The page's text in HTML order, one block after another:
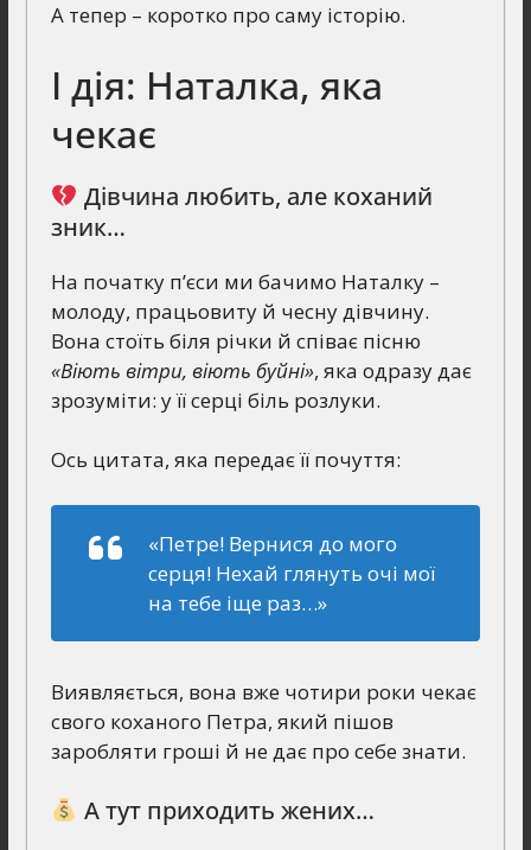
А тепер – коротко про саму історію.
І дія: Наталка, яка
чекає
Дівчина любить, але коханий
зник…
На початку п’єси ми бачимо Наталку –
молоду, працьовиту й чесну дівчину.
Вона стоїть біля річки й співає пісню
«Віють вітри, віють буйні», яка одразу дає
зрозуміти: у її серці біль розлуки.
Ось цитата, яка передає її почуття:
«Петре! Вернися до мого
серця! Нехай глянуть очі мої
на тебе іще раз…»
Виявляється, вона вже чотири роки чекає
свого коханого Петра, який пішов
заробляти гроші й не дає про себе знати.
А тут приходить жених…